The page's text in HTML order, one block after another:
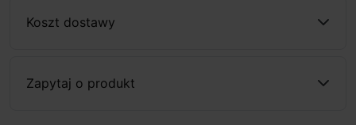
Koszt dostawy
Zapytaj o produkt